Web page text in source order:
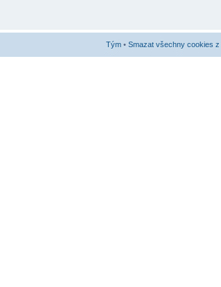
Tým • Smazat všechny cookies z